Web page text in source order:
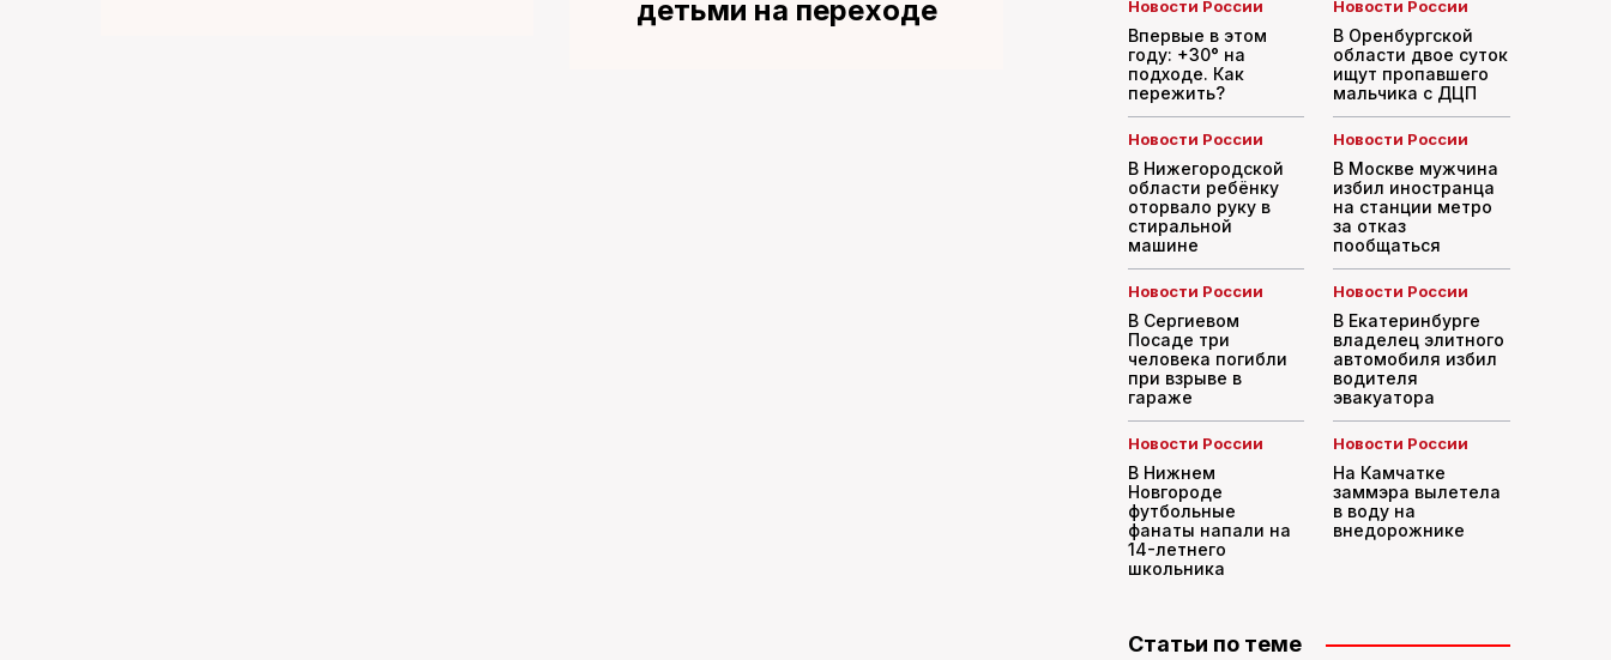
детьми на переходе
Новости России
Впервые в этом
году: +30° на
подходе. Как
пережить?
Новости России
В Оренбургской
области двое суток
ищут пропавшего
мальчика с ДЦП
Новости России
В Нижегородской
области ребёнку
оторвало руку в
стиральной
машине
Новости России
В Москве мужчина
избил иностранца
на станции метро
за отказ
пообщаться
Новости России
В Сергиевом
Посаде три
человека погибли
при взрыве в
гараже
Новости России
В Екатеринбурге
владелец элитного
автомобиля избил
водителя
эвакуатора
Новости России
В Нижнем
Новгороде
футбольные
фанаты напали на
14-летнего
школьника
Новости России
На Камчатке
заммэра вылетела
в воду на
внедорожнике
Статьи по теме